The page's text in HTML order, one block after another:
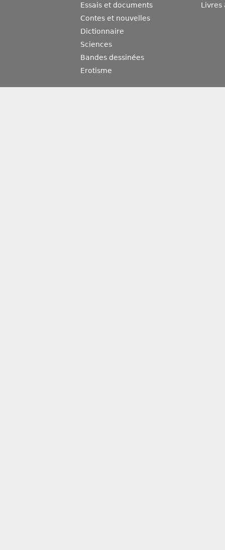
Essais et documents
Contes et nouvelles
Dictionnaire
Sciences
Bandes dessinées
Erotisme
Livres